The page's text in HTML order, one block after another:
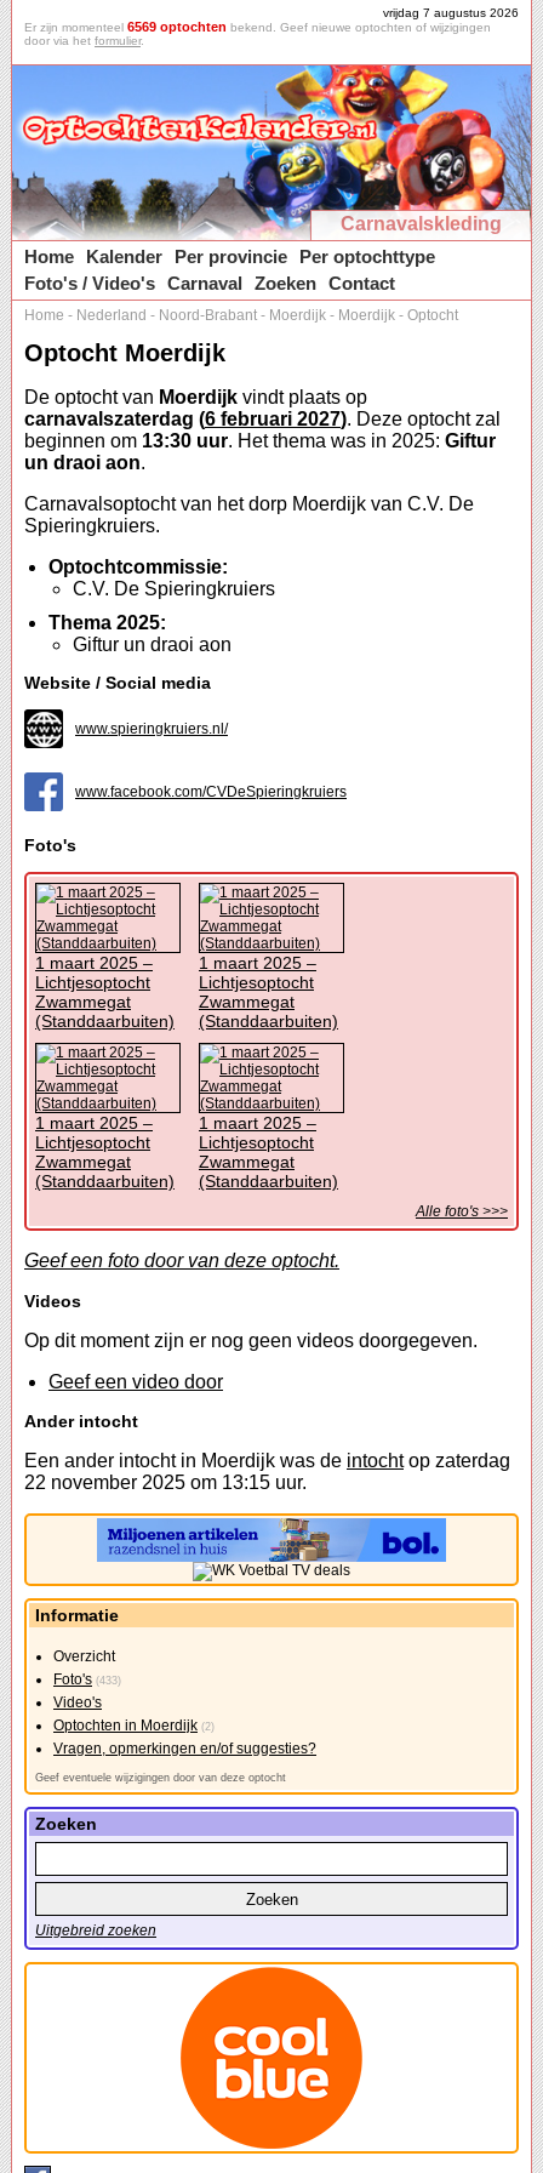
vrijdag 7 augustus 2026
Er zijn momenteel 6569 optochten bekend. Geef nieuwe optochten of wijzigingen
door via het formulier.
Carnavalskleding
Home
Kalender Per provincie
Per optochttype
Foto's / Video's Carnaval Zoeken Contact
Home - Nederland - Noord-Brabant - Moerdijk - Moerdijk - Optocht
Optocht Moerdijk
De optocht van Moerdijk vindt plaats op
carnavalszaterdag (6 februari 2027). Deze optocht zal
beginnen om 13:30 uur. Het thema was in 2025: Giftur
un draoi aon.
Carnavalsoptocht van het dorp Moerdijk van C.V. De
Spieringkruiers.
Optochtcommissie:
C.V. De Spieringkruiers
Thema 2025:
Giftur un draoi aon
Website / Social media
www.spieringkruiers.nl/
www.facebook.com/CVDeSpieringkruiers
Foto's
1 maart 2025 –
Lichtjesoptocht
Zwammegat
(Standdaarbuiten)
1 maart 2025 –
Lichtjesoptocht
Zwammegat
(Standdaarbuiten)
1 maart 2025 –
Lichtjesoptocht
Zwammegat
(Standdaarbuiten)
1 maart 2025 –
Lichtjesoptocht
Zwammegat
(Standdaarbuiten)
Alle foto's >>>
Geef een foto door van deze optocht.
Videos
Op dit moment zijn er nog geen videos doorgegeven.
Geef een video door
Ander intocht
Een ander intocht in Moerdijk was de intochtop zaterdag
22 november 2025 om 13:15 uur.
Informatie
Overzicht
Foto's (433)
Video's
Optochten in Moerdijk (2)
Vragen, opmerkingen en/of suggesties?
Geef eventuele wijzigingen door van deze optocht
Zoeken
Uitgebreid zoeken